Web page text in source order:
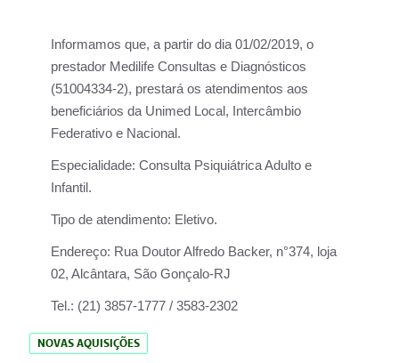
Informamos que, a partir do dia 01/02/2019, o
prestador Medilife Consultas e Diagnósticos
(51004334-2), prestará os atendimentos aos
beneficiários da Unimed Local, Intercâmbio
Federativo e Nacional.
Especialidade: Consulta Psiquiátrica Adulto e
Infantil.
Tipo de atendimento: Eletivo.
Endereço: Rua Doutor Alfredo Backer, n°374, loja
02, Alcântara, São Gonçalo-RJ
Tel.: (21) 3857-1777 / 3583-2302
NOVAS AQUISIÇÕES